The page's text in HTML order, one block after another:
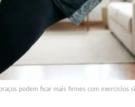
podem ficar mais firmes com exercícios